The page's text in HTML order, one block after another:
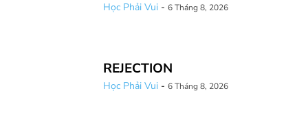
Học Phải Vui - 6 Tháng 8, 2026
REJECTION
Học Phải Vui - 6 Tháng 8, 2026